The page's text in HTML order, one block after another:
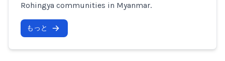
Rohingya communities in Myanmar.
もっと